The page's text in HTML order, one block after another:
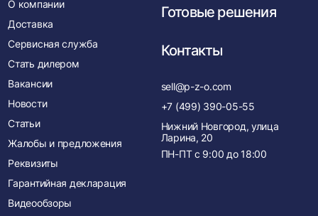
О компании
Доставка
Сервисная служба
Стать дилером
Вакансии
Новости
Статьи
Жалобы и предложения
Реквизиты
Гарантийная декларация
Видеообзоры
Готовые решения
Контакты
sell@p-z-o.com
+7 (499) 390-05-55
Нижний Новгород, улица
Ларина, 20
ПН-ПТ с 9:00 до 18:00